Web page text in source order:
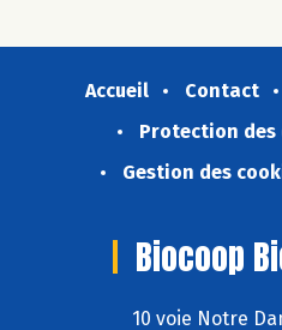
Accueil Contact
Protection des
Gestion des
Biocoop
10 voie Notre